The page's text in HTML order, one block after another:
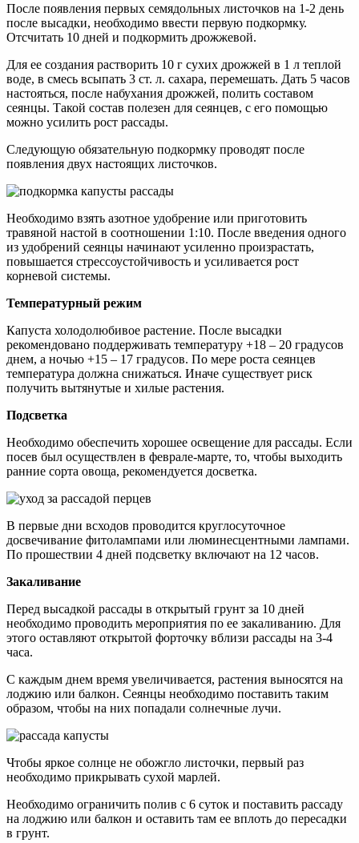
После появления первых семядольных листочков на 1-2 день
после высадки, необходимо ввести первую подкормку.
Отсчитать 10 дней и подкормить дрожжевой.
Для ее создания растворить 10 г сухих дрожжей в 1 л теплой
воде, в смесь всыпать 3 ст. л. сахара, перемешать. Дать 5 часов
настояться, после набухания дрожжей, полить составом
сеянцы. Такой состав полезен для сеянцев, с его помощью
можно усилить рост рассады.
Следующую обязательную подкормку проводят после
появления двух настоящих листочков.
Необходимо взять азотное удобрение или приготовить
травяной настой в соотношении 1:10. После введения одного
из удобрений сеянцы начинают усиленно произрастать,
повышается стрессоустойчивость и усиливается рост
корневой системы.
Температурный режим
Капуста холодолюбивое растение. После высадки
рекомендовано поддерживать температуру +18 – 20 градусов
днем, а ночью +15 – 17 градусов. По мере роста сеянцев
температура должна снижаться. Иначе существует риск
получить вытянутые и хилые растения.
Подсветка
Необходимо обеспечить хорошее освещение для рассады. Если
посев был осуществлен в феврале-марте, то, чтобы выходить
ранние сорта овоща, рекомендуется досветка.
В первые дни всходов проводится круглосуточное
досвечивание фитолампами или люминесцентными лампами.
По прошествии 4 дней подсветку включают на 12 часов.
Закаливание
Перед высадкой рассады в открытый грунт за 10 дней
необходимо проводить мероприятия по ее закаливанию. Для
этого оставляют открытой форточку вблизи рассады на 3-4
часа.
С каждым днем время увеличивается, растения выносятся на
лоджию или балкон. Сеянцы необходимо поставить таким
образом, чтобы на них попадали солнечные лучи.
Чтобы яркое солнце не обожгло листочки, первый раз
необходимо прикрывать сухой марлей.
Необходимо ограничить полив с 6 суток и поставить рассаду
на лоджию или балкон и оставить там ее вплоть до пересадки
в грунт.